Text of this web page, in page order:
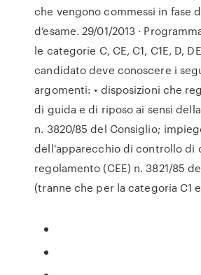
che vengono commessi in fase
d’esame. 29/01/2013 ·
le categorie C, CE, C1, C1E, D,
candidato deve conoscere i
argomenti: • disposizioni che
di guida e di riposo ai sensi
n. 3820/85 del Consiglio;
dell'apparecchio di controllo di
regolamento (CEE) n. 3821/85
(tranne che per la categoria C1 e